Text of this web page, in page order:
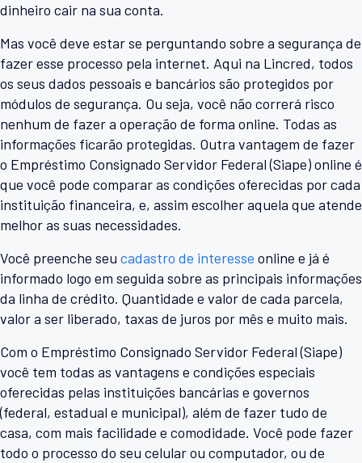
dinheiro cair na sua conta.
Mas você deve estar se perguntando sobre a segurança de
fazer esse processo pela internet. Aqui na Lincred, todos
os seus dados pessoais e bancários são protegidos por
módulos de segurança. Ou seja, você não correrá risco
nenhum de fazer a operação de forma online. Todas as
informações ficarão protegidas. Outra vantagem de fazer
o Empréstimo Consignado Servidor Federal (Siape) online é
que você pode comparar as condições oferecidas por cada
instituição financeira, e, assim escolher aquela que atende
melhor as suas necessidades.
Você preenche seu cadastro de interesse online e já é
informado logo em seguida sobre as principais informações
da linha de crédito. Quantidade e valor de cada parcela,
valor a ser liberado, taxas de juros por mês e muito mais.
Com o Empréstimo Consignado Servidor Federal (Siape)
você tem todas as vantagens e condições especiais
oferecidas pelas instituições bancárias e governos
(federal, estadual e municipal), além de fazer tudo de
casa, com mais facilidade e comodidade. Você pode fazer
todo o processo do seu celular ou computador, ou de